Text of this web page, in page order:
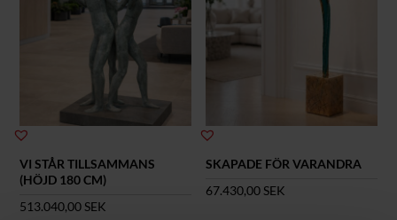
VI STÅR TILLSAMMANS
(HÖJD 180 CM)
513.040,00 SEK
SKAPADE FÖR VARANDRA
67.430,00 SEK